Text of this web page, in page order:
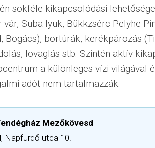
sokféle kikapcsolódási
vár, Suba-lyuk, Bükkzsérc Pelyhe
Bogács), bortúrák, kerékpározás
lovaglás stb. Szintén aktív
a különleges vízi világával
adót nem tartalmazzák.
Mezőkövesd
Napfürdő utca 10.